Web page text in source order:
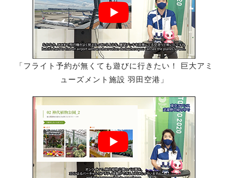
「フライト予約が無くても遊びに行きたい！ 巨大アミ
ューズメント施設 羽田空港」